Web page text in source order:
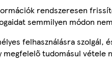
rendszeresen
semmilyen módon
felhasználásra szolgál,
megfelelő tudomásul vétele